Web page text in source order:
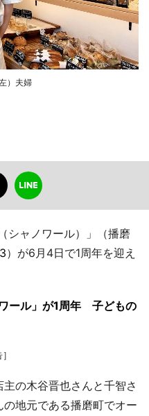
）夫婦
ャノワール）」（播磨
）が6月4日で1周年を迎え
ール」が1周年 子どもの
の木谷晋也さんと千智さ
地元である播磨町でオー